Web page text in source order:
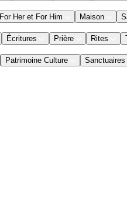
For Her et For Him Maison
Écritures Prière Rites
Patrimoine Culture Sanctuaires